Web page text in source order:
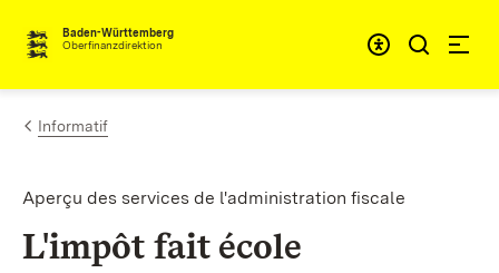
Passer au contenu
Baden-Württemberg
Oberfinanzdirektion
Informatif
Aperçu des services de l'administration fiscale
L'impôt fait école